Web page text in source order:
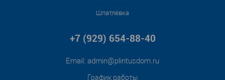
Шпатлёвка
+7 (929) 654-88-40
Email: admin@plintusdom.ru
График работы